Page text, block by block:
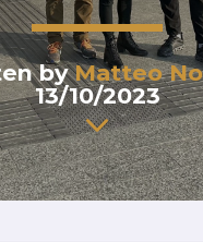
byMatteo
13/10/2023